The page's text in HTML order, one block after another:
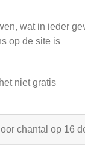
wat in ieder
op de site is
niet gratis
chantal op 16